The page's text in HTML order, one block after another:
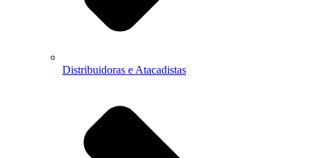
Distribuidoras e Atacadistas